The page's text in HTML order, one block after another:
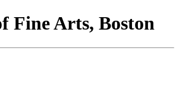
Fine Arts, Boston